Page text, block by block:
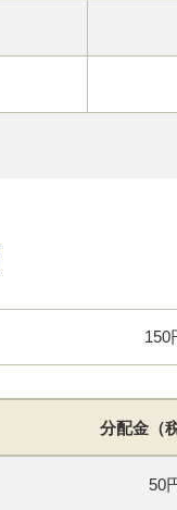
150
分配金（
50